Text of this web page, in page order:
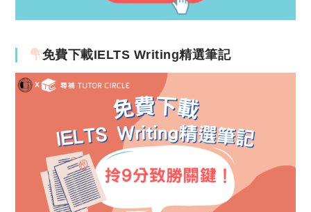
免費下載IELTS Writing精選筆記